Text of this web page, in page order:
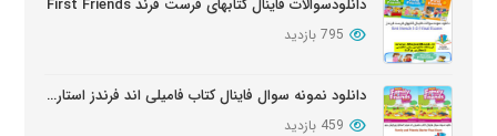
دانلودسوالات فاینال کتابهای فرست فرند First Friends
795 بازدید
دانلود نمونه سوال فاینال کتاب فامیلی اند فرندز استارتر ویرایش دوم
459 بازدید